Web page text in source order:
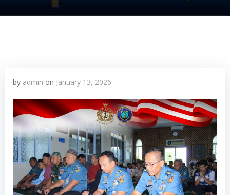
by admin on January 13, 2026